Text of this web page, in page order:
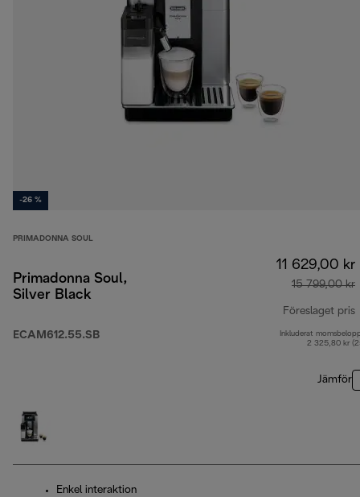
-26 %
PRIMADONNA SOUL
Primadonna Soul,
Silver Black
ECAM612.55.SB
11 629,00 kr
15 799,00 kr
Föreslaget pris
Inkluderat
2 325,80 kr
Jämför
Enkel interaktion